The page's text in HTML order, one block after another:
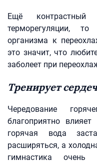
Ещё контрастный
терморегуляции,
организма к
это значит, что
заболеет при
Тренирует
Чередование
благоприятно
горячая вода
расширяться, а
гимнастика очень